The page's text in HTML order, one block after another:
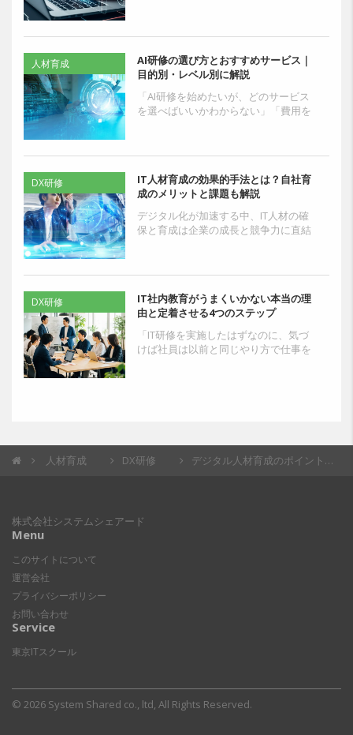
修を実施すること...
AI研修の選び方とおすすめサービス｜
目的別・レベル別に解説
「AI研修を始めたいが、どのサービス
を選べばいいかわからない」「費用を
た声は、AI研修の導入...
人材育成
IT人材育成の効果的手法とは？自社育
成のメリットと課題も解説
デジタル化が加速する中、IT人材の確
保と育成は企業の成長と競争力に直結
り、必要なスキルも多...
DX研修
IT社内教育がうまくいかない本当の理
由と定着させる4つのステップ
「IT研修を実施したはずなのに、気づ
けば社員は以前と同じやり方で仕事を
DX研修
人材育成 DX研修 デジタル人材育成のポイント：求められるスキルや課題、育成事例を紹介
株式会社システムシェアード
Menu
このサイトについて
運営会社
プライバシーポリシー
お問い合わせ
Service
東京ITスクール
© 2026 System Shared co., ltd, All Rights Reserved.